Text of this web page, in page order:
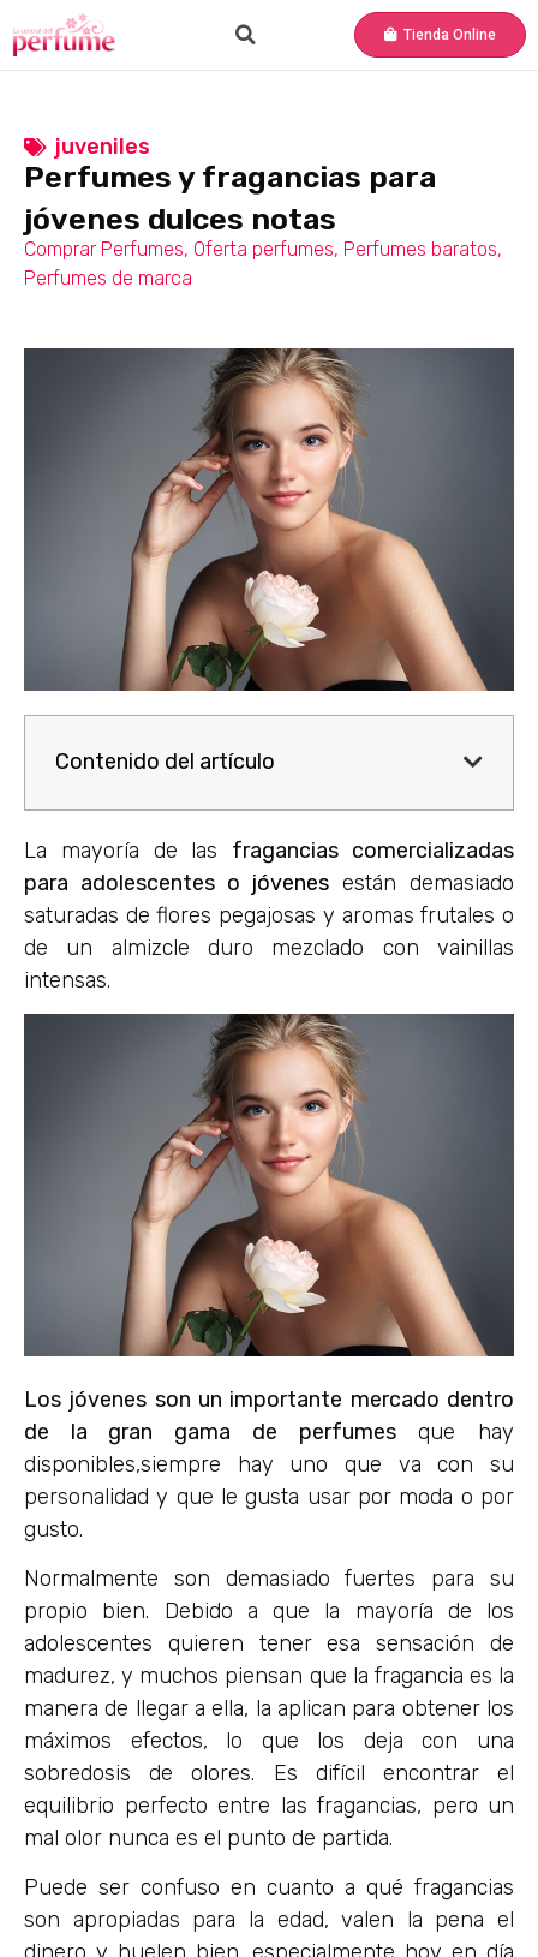
Tienda Online
juveniles
Perfumes y fragancias para
jóvenes dulces notas
Comprar Perfumes, Oferta perfumes, Perfumes baratos,
Perfumes de marca
Contenido del artículo
La mayoría de las fragancias comercializadas
para adolescentes o jóvenes están demasiado
saturadas de flores pegajosas y aromas frutales o
de un almizcle duro mezclado con vainillas
intensas.
Los jóvenes son un importante mercado dentro
de la gran gama de perfumesque hay
disponibles,siempre hay uno que va con su
personalidad y que le gusta usar por moda o por
gusto.
Normalmente son demasiado fuertes para su
propio bien. Debido a que la mayoría de los
adolescentes quieren tener esa sensación de
madurez, y muchos piensan que la fragancia es la
manera de llegar a ella, la aplican para obtener los
máximos efectos, lo que los deja con una
sobredosis de olores. Es difícil encontrar el
equilibrio perfecto entre las fragancias, pero un
mal olor nunca es el punto de partida.
Puede ser confuso en cuanto a qué fragancias
son apropiadas para la edad, valen la pena el